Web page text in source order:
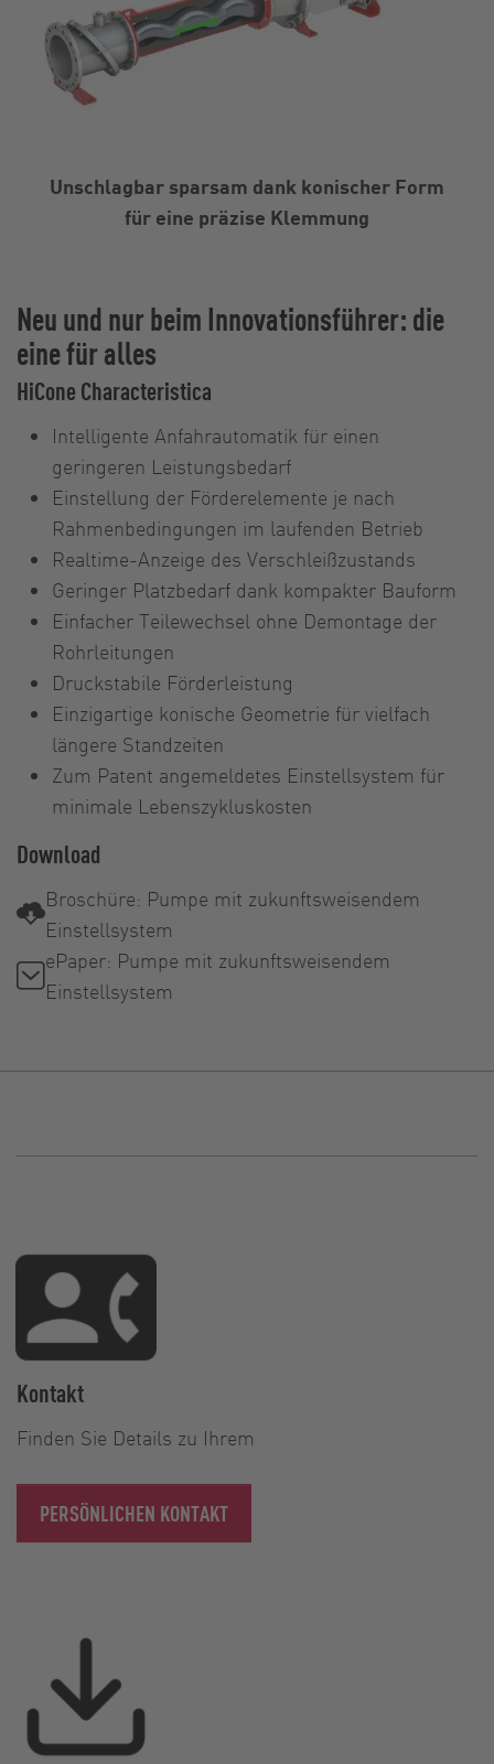
Neu und nur beim Innovationsführer: die
eine für alles
HiCone Characteristica
Intelligente Anfahrautomatik für einen
geringeren Leistungsbedarf
Einstellung der Förderelemente je nach
Rahmenbedingungen im laufenden Betrieb
Realtime-Anzeige des Verschleißzustands
Geringer Platzbedarf dank kompakter Bauform
Einfacher Teilewechsel ohne Demontage der
Rohrleitungen
Druckstabile Förderleistung
Einzigartige konische Geometrie für vielfach
längere Standzeiten
Zum Patent angemeldetes Einstellsystem für
minimale Lebenszykluskosten
Download
Broschüre: Pumpe mit zukunftsweisendem
Einstellsystem
ePaper: Pumpe mit zukunftsweisendem
Einstellsystem
Unschlagbar sparsam dank konischer Form
für eine präzise Klemmung
Kontakt
Finden Sie Details zu Ihrem
PERSÖNLICHEN KONTAKT